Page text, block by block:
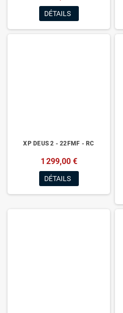
DÉTAILS
XP DEUS 2 - 22FMF - RC
1 299,00 €
DÉTAILS